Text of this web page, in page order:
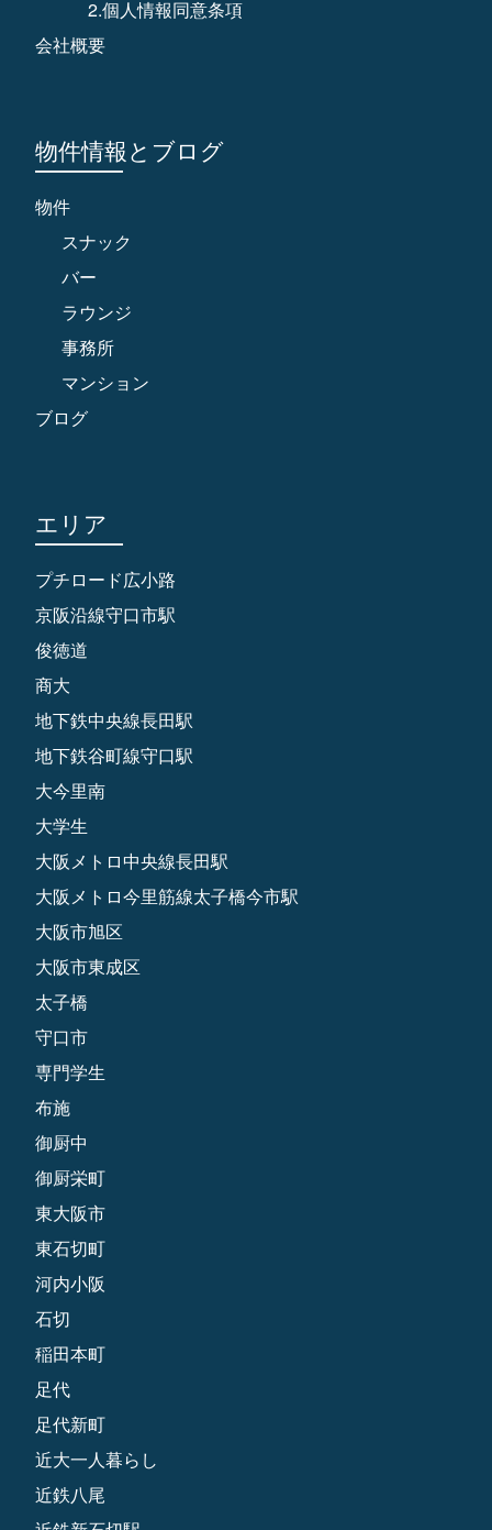
2.個人情報同意条項
会社概要
物件情報とブログ
物件
スナック
バー
ラウンジ
事務所
マンション
ブログ
エリア
プチロード広小路
京阪沿線守口市駅
俊徳道
商大
地下鉄中央線長田駅
地下鉄谷町線守口駅
大今里南
大学生
大阪メトロ中央線長田駅
大阪メトロ今里筋線太子橋今市駅
大阪市旭区
大阪市東成区
太子橋
守口市
専門学生
布施
御厨中
御厨栄町
東大阪市
東石切町
河内小阪
石切
稲田本町
足代
足代新町
近大一人暮らし
近鉄八尾